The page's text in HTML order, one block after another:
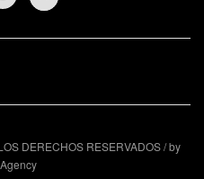
DERECHOS RESERVADOS / by